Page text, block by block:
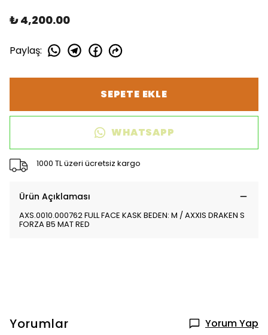
₺ 4,200.00
Paylaş:
SEPETE EKLE
WHATSAPP
1000 TL üzeri ücretsiz kargo
Ürün Açıklaması
AXS.0010.000762 FULL FACE KASK BEDEN: M / AXXIS DRAKEN S
FORZA B5 MAT RED
Yorumlar Yorum Yap